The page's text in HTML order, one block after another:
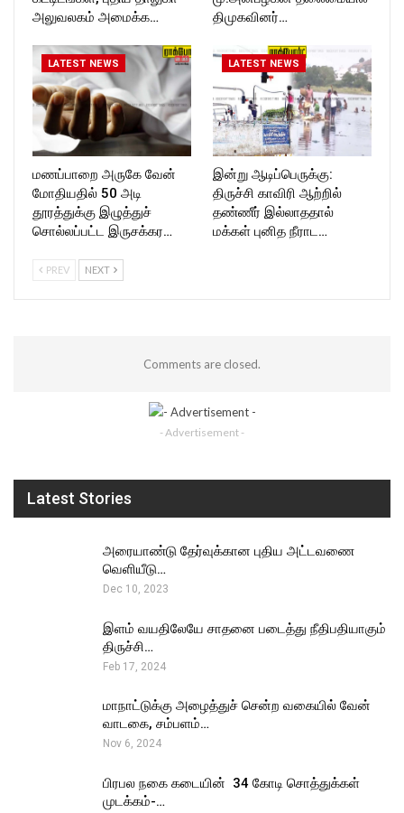
அலுவலகம் அமைக்க…
திமுகவினர்…
LATEST NEWS
மணப்பாறை அருகே வேன்
மோதியதில் 50 அடி
தூரத்துக்கு இழுத்துச்
சொல்லப்பட்ட இருசக்கர…
LATEST NEWS
இன்று ஆடிப்பெருக்கு:
திருச்சி காவிரி ஆற்றில்
தண்ணீர் இல்லாததால்
மக்கள் புனித நீராட…
PREV NEXT
Comments are closed.
- Advertisement -
Latest Stories
அரையாண்டு தேர்வுக்கான புதிய அட்டவணை
வெளியீடு…
Dec 10, 2023
இளம் வயதிலேயே சாதனை படைத்து நீதிபதியாகும்
திருச்சி…
Feb 17, 2024
மாநாட்டுக்கு அழைத்துச் சென்ற வகையில் வேன்
வாடகை, சம்பளம்…
Nov 6, 2024
பிரபல நகை கடையின் ₹ 34 கோடி சொத்துக்கள்
முடக்கம்-…